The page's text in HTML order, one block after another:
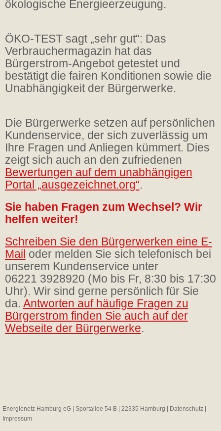
ökologische Energieerzeugung.
ÖKO-TEST sagt „sehr gut“: Das
Verbrauchermagazin hat das
Bürgerstrom-Angebot getestet und
bestätigt die fairen Konditionen sowie die
Unabhängigkeit der Bürgerwerke.
Die Bürgerwerke setzen auf persönlichen
Kundenservice, der sich zuverlässig um
Ihre Fragen und Anliegen kümmert. Dies
zeigt sich auch an den zufriedenen
Bewertungen auf dem unabhängigen
Portal „ausgezeichnet.org“.
Sie haben Fragen zum Wechsel? Wir
helfen weiter!
Schreiben Sie den Bürgerwerken eine E-
Mail oder melden Sie sich telefonisch bei
unserem Kundenservice unter
06221 3928920 (Mo bis Fr, 8:30 bis 17:30
Uhr). Wir sind gerne persönlich für Sie
da. Antworten auf häufige Fragen zu
Bürgerstrom finden Sie auch auf der
Webseite der Bürgerwerke.
Energienetz Hamburg eG | Sportallee 54 B | 22335 Hamburg | Datenschutz
Impressum